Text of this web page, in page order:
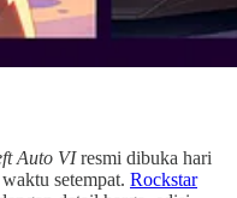
Auto VIresmi dibuka hari
setempat. Rockstar